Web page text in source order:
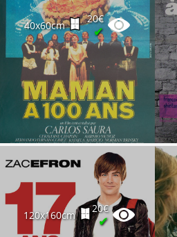
40x60cm
20€
✔
120x160cm
20€
✔